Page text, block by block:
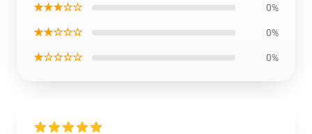
★★★☆☆ 0%
★★☆☆☆ 0%
★☆☆☆☆ 0%